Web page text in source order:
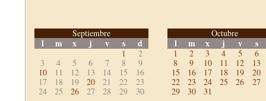
Septiembre
l m x j v s d
1
2
3
4 5 6 7 8
9
10
11 12 13 14 15
16
17
18 19 20 21 22
23
24
25 26 27 28 29 30
Octubre
l m x j v s
1 2 3 4 5
6
8
9 10 11 12
13
15
16 17 18 19
20
22
23 24 25 26
27
29
30 31